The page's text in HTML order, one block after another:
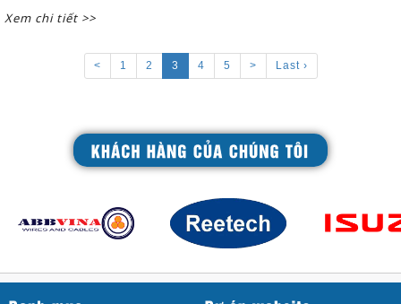
Xem chi tiết >>
< 1 2 3 4 5 > Last ›